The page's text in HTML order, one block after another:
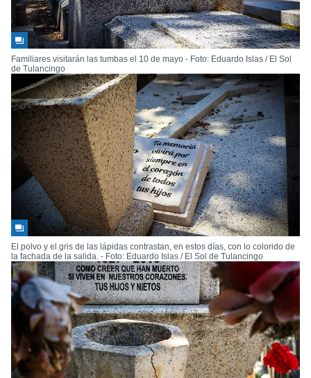
Familiares visitarán las tumbas el 10 de mayo - Foto: Eduardo Islas / El Sol
de Tulancingo
El polvo y el gris de las lápidas contrastan, en estos días, con lo colorido de
la fachada de la salida. - Foto: Eduardo Islas / El Sol de Tulancingo